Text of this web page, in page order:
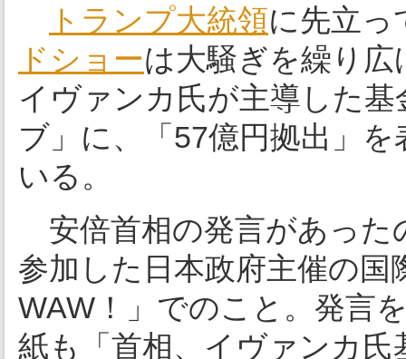
トランプ大統領に先立っ
ドショーは大騒ぎを繰り
イヴァンカ氏が主導した
ブ」に、「57億円拠出」
いる。
安倍首相の発言があった
参加した日本政府主催の
WAW！」でのこと。発言
紙も「首相、イヴァンカ